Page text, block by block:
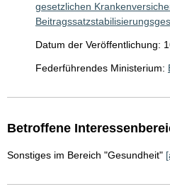
gesetzlichen
Datum der Veröffentlichung:
Federführendes Ministerium:
Betroffene
Sonstiges im Bereich "Gesundheit"